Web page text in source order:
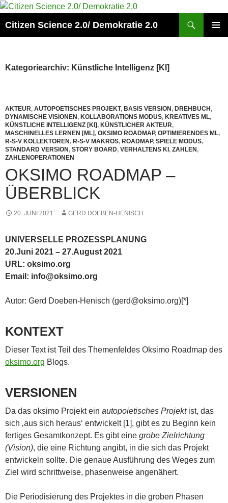
Zum
springen
Citizen Science 2.0/ Demokratie 2.0
Kategoriearchiv: Künstliche Intelligenz [KI]
AKTEUR, AUTOPOETISCHES PROJEKT, BASIS VERSION, DREHBUCH,
DYNAMISCHE VISIONEN, KOLLABORATIONS MODUS, KREATIVES ML,
KÜNSTLICHE INTELLIGENZ [KI], KÜNSTLICHER AKTEUR,
MASCHINELLES LERNEN [ML], OKSIMO ROADMAP, OPTIMIERENDES ML,
R-S-V KOLLEKTOREN, R-S-V MAKROS, ROADMAP, SPIELE MODUS,
STANDARD VERSION, STORY BOARD, VERHALTENS KI, ZAHLEN,
ZAHLENOPERATIONEN
OKSIMO ROADMAP –
ÜBERBLICK
20. JUNI 2021 GERD DOEBEN-HENISCH
UNIVERSELLE PROZESSPLANUNG
20.Juni 2021 – 27.August 2021
URL: oksimo.org
Email: info@oksimo.org
Autor: Gerd Doeben-Henisch (gerd@oksimo.org)[*]
KONTEXT
Dieser Text ist Teil des Themenfeldes Oksimo Roadmap des
oksimo.org Blogs.
VERSIONEN
Da das oksimo Projekt ein autopoietisches Projektist, das
sich ‚aus sich heraus‘ entwickelt [1], gibt es zu Beginn kein
fertiges Gesamtkonzept. Es gibt eine grobe Zielrichtung
(Vision), die eine Richtung angibt, in die sich das Projekt
entwickeln sollte. Die genaue Ausführung des Weges zum
Ziel wird schrittweise, phasenweise angenähert.
Die Periodisierung des Projektes in die groben Phasen